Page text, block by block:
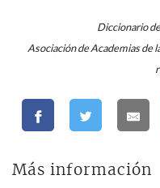
Diccionario
Asociación de Academias de
Más información